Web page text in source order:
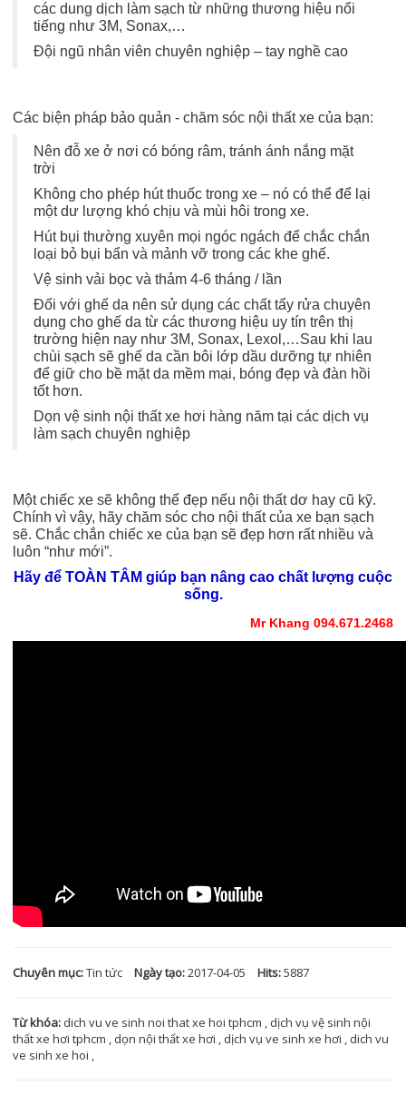
các dung dịch làm sạch từ những thương hiệu nổi
tiếng như 3M, Sonax,…
Đội ngũ nhân viên chuyên nghiệp – tay nghề cao
Các biện pháp bảo quản - chăm sóc nội thất xe của bạn:
Nên đỗ xe ở nơi có bóng râm, tránh ánh nắng mặt
trời
Không cho phép hút thuốc trong xe – nó có thể để lại
một dư lượng khó chịu và mùi hôi trong xe.
Hút bụi thường xuyên mọi ngóc ngách để chắc chắn
loại bỏ bụi bẩn và mảnh vỡ trong các khe ghế.
Vệ sinh vải bọc và thảm 4-6 tháng / lần
Đối với ghế da nên sử dụng các chất tẩy rửa chuyên
dụng cho ghế da từ các thương hiệu uy tín trên thị
trường hiện nay như 3M, Sonax, Lexol,…Sau khi lau
chùi sạch sẽ ghế da cần bôi lớp dầu dưỡng tự nhiên
để giữ cho bề mặt da mềm mại, bóng đẹp và đàn hồi
tốt hơn.
Dọn vệ sinh nội thất xe hơi hàng năm tại các dịch vụ
làm sạch chuyên nghiệp
Một chiếc xe sẽ không thể đẹp nếu nội thất dơ hay cũ kỹ.
Chính vì vậy, hãy chăm sóc cho nội thất của xe bạn sạch
sẽ. Chắc chắn chiếc xe của bạn sẽ đẹp hơn rất nhiều và
luôn “như mới”.
Hãy để TOÀN TÂM giúp bạn nâng cao chất lượng cuộc
sống.
Mr Khang 094.671.2468
Chuyên mục:Tin tức Ngày tạo:2017-04-05 Hits:5887
Từ khóa: dich vu ve sinh noi that xe hoi tphcm , dịch vụ vệ sinh nội
thất xe hơi tphcm , dọn nội thất xe hơi , dịch vụ ve sinh xe hơi , dich vu
ve sinh xe hoi ,